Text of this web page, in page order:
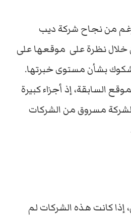
من نجاح شركة ديب
خلال نظرة على موقعها على
بشأن مستوى خبرتها.
السابقة، إذ أجزاء كبيرة
مسروق من الشركات
إذا كانت هذه الشركات لم